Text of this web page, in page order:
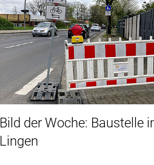
Bild der Woche: Baustelle
Lingen